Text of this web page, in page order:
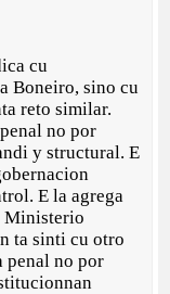
cu
Boneiro, sino cu
reto similar.
no por
y structural. E
E la agrega
Ministerio
ta sinti cu otro
penal no por